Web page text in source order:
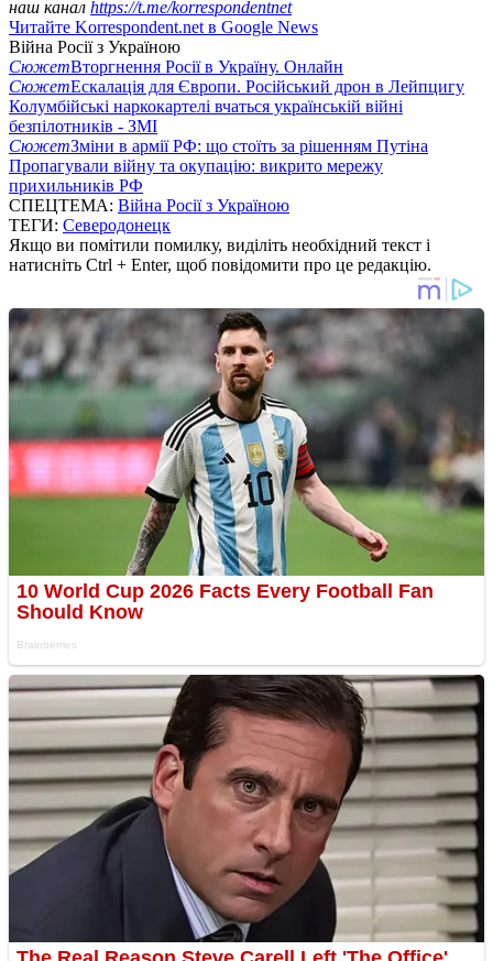
наш канал https://t.me/korrespondentnet
Читайте Korrespondent.net в Google News
Війна Росії з Україною
СюжетВторгнення Росії в Україну. Онлайн
СюжетЕскалація для Європи. Російський дрон в Лейпцигу
Колумбійські наркокартелі вчаться українській війні
безпілотників - ЗМІ
СюжетЗміни в армії РФ: що стоїть за рішенням Путіна
Пропагували війну та окупацію: викрито мережу
прихильників РФ
СПЕЦТЕМА: Війна Росії з Україною
ТЕГИ: Северодонецк
Якщо ви помітили помилку, виділіть необхідний текст і
натисніть Ctrl + Enter, щоб повідомити про це редакцію.